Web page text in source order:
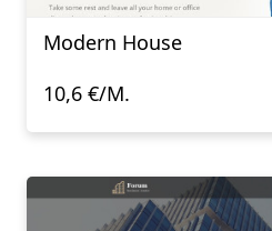
Modern House
10,6 €/M.